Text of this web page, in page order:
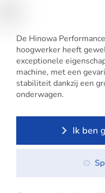
De Hinowa
hoogwerker heeft
exceptionele
machine, met een
stabiliteit dankzij een
onderwagen.
Ik ben